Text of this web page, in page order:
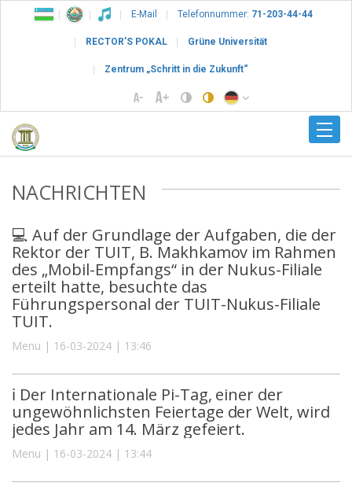
E-Mail Telefonnummer: 71-203-44-44
RECTOR’S POKAL Grüne Universität
Zentrum „Schritt in die Zukunft“
NACHRICHTEN
💻 Auf der Grundlage der Aufgaben, die der
Rektor der TUIT, B. Makhkamov im Rahmen
des „Mobil-Empfangs“ in der Nukus-Filiale
erteilt hatte, besuchte das
Führungspersonal der TUIT-Nukus-Filiale
TUIT.
Menu | 16-03-2024 | 13:46
ℹ️ Der Internationale Pi-Tag, einer der
ungewöhnlichsten Feiertage der Welt, wird
jedes Jahr am 14. März gefeiert.
Menu | 16-03-2024 | 13:44